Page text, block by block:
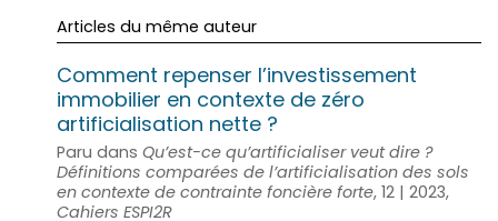
Articles du même auteur
Comment repenser l’investissement
immobilier en contexte de zéro
artificialisation nette ?
Paru dans Qu’est-ce qu’artificialiser veut dire ?
Définitions comparées de l’artificialisation des sols
en contexte de contrainte foncière forte, 12 | 2023,
Cahiers ESPI2R